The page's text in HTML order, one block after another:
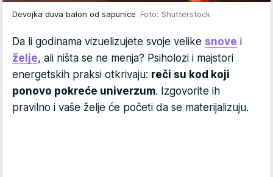
Devojka duva balon od sapunice Foto: Shutterstock
Da li godinama vizuelizujete svoje velike snove i
želje, ali ništa se ne menja? Psiholozi i majstori
energetskih praksi otkrivaju: reči su kod koji
ponovo pokreće univerzum. Izgovorite ih
pravilno i vaše želje će početi da se materijalizuju.